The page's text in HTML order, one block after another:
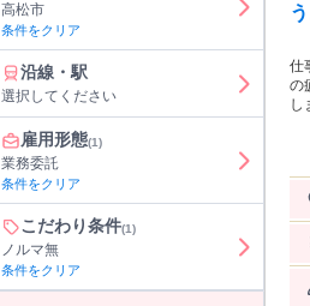
高松市
条件をクリア
沿線・駅
選択してください
雇用形態(1)
業務委託
条件をクリア
こだわり条件(1)
ノルマ無
条件をクリア
う
仕
の
し
取
制
など
ン